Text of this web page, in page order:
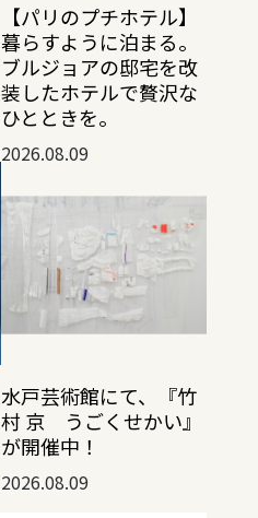
【パリのプチホテル】
暮らすように泊まる。
ブルジョアの邸宅を改
装したホテルで贅沢な
ひとときを。
2026.08.09
水戸芸術館にて、『竹
村 京 うごくせかい』
が開催中！
2026.08.09